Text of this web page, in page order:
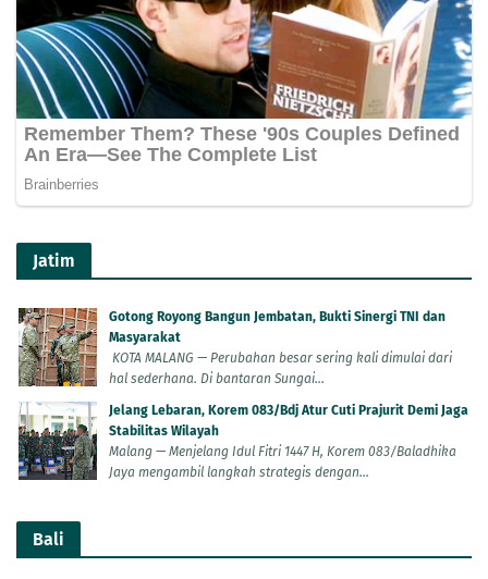
Jatim
Gotong Royong Bangun Jembatan, Bukti Sinergi TNI dan
Masyarakat
KOTA MALANG — Perubahan besar sering kali dimulai dari
hal sederhana. Di bantaran Sungai...
Jelang Lebaran, Korem 083/Bdj Atur Cuti Prajurit Demi Jaga
Stabilitas Wilayah
Malang — Menjelang Idul Fitri 1447 H, Korem 083/Baladhika
Jaya mengambil langkah strategis dengan...
Bali